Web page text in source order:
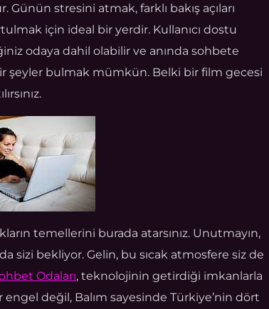
stresini atmak, farklı bakış açıları
için ideal bir yerdir. Kullanıcı dostu
odaya dahil olabilir ve anında sohbete
şeyler bulmak mümkün. Belki bir film gecesi
temellerini burada atarsınız. Unutmayın,
sizi bekliyor. Gelin, bu sıcak atmosfere siz de
Odaları, teknolojinin getirdiği imkanlarla
değil, Balım sayesinde Türkiye’nin dört